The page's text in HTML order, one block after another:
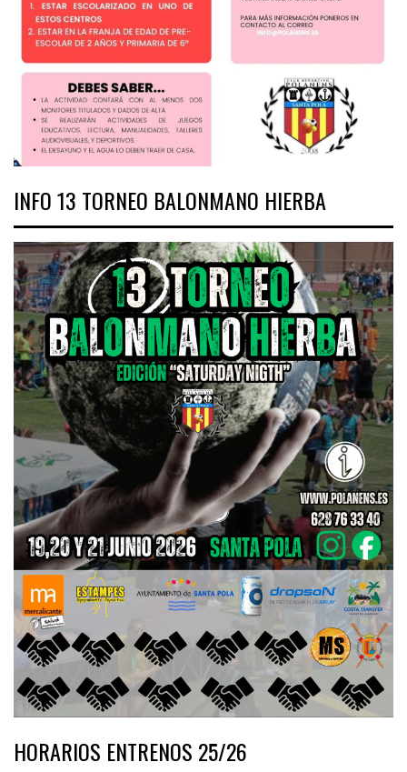
INFO 13 TORNEO BALONMANO HIERBA
HORARIOS ENTRENOS 25/26